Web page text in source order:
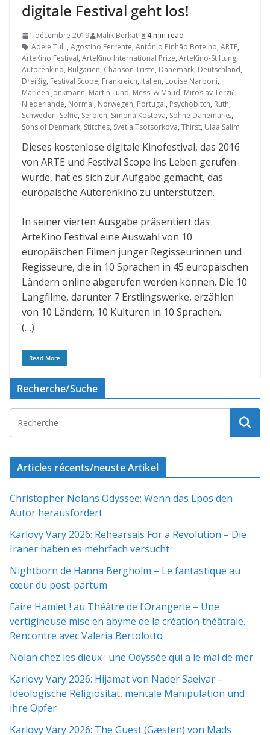
digitale Festival geht los!
1 décembre 2019 Malik Berkati
4 min read
Adele Tulli, Agostino Ferrente, António Pinhão Botelho, ARTE,
ArteKino Festival, ArteKino International Prize, ArteKino-Stiftung,
Autorenkino, Bulgarien, Chanson Triste, Danemark, Deutschland,
Dreißig, Festival Scope, Frankreich, Italien, Louise Narboni,
Marleen Jonkmann, Martin Lund, Messi & Maud, Miroslav Terzić,
Niederlande, Normal, Norwegen, Portugal, Psychobitch, Ruth,
Schweden, Selfie, Serbien, Simona Kostova, Söhne Dänemarks,
Sons of Denmark, Stitches, Svetla Tsotsorkova, Thirst, Ulaa Salim
Dieses kostenlose digitale Kinofestival, das 2016
von ARTE und Festival Scope ins Leben gerufen
wurde, hat es sich zur Aufgabe gemacht, das
europäische Autorenkino zu unterstützen.
In seiner vierten Ausgabe präsentiert das
ArteKino Festival eine Auswahl von 10
europäischen Filmen junger Regisseurinnen und
Regisseure, die in 10 Sprachen in 45 europäischen
Ländern online abgerufen werden können. Die 10
Langfilme, darunter 7 Erstlingswerke, erzählen
von 10 Ländern, 10 Kulturen in 10 Sprachen.
(…)
Read More
Recherche/Suche
Articles récents/neuste Artikel
Christopher Nolans Odyssee: Wenn das Epos den
Autor herausfordert
Karlovy Vary 2026: Rehearsals For a Revolution – Die
Iraner haben es mehrfach versucht
Nightborn de Hanna Bergholm – Le fantastique au
cœur du post-partum
Faire Hamlet ! au Théâtre de l’Orangerie – Une
vertigineuse mise en abyme de la création théâtrale.
Rencontre avec Valeria Bertolotto
Nolan chez les dieux : une Odyssée qui a le mal de mer
Karlovy Vary 2026: Hijamat von Nader Saeivar​​ –
Ideologische Religiosität, mentale Manipulation und
ihre Opfer
Karlovy Vary 2026: The Guest (Gæsten) von Mads